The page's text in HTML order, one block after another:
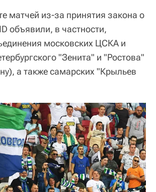
матчей из-за принятия закона о
объявили, в частности,
московских ЦСКА и
"Зенита" и "Ростова"
а также самарских "Крыльев